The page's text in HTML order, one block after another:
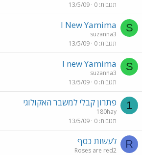
תגובות 0
13/5/09
S
I New Yamima
suzanna3
תגובות 0
13/5/09
S
I new Yamima
suzanna3
תגובות 0
13/5/09
1 פתרון קבלי למשבר האקולוגי
180hay
תגובות 0
13/5/09
R לעשות כסף
Roses are red2